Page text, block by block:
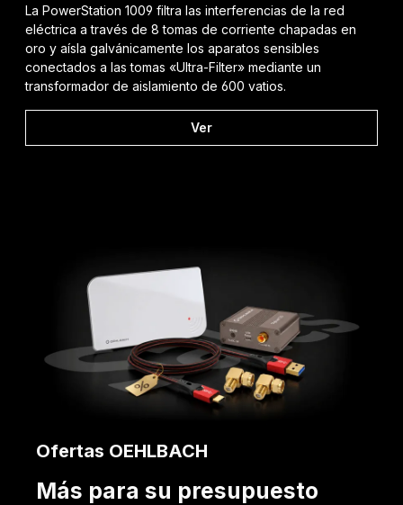
La PowerStation 1009 filtra las interferencias de la red
eléctrica a través de 8 tomas de corriente chapadas en
oro y aísla galvánicamente los aparatos sensibles
conectados a las tomas «Ultra-Filter» mediante un
transformador de aislamiento de 600 vatios.
Ver
Ofertas OEHLBACH
Más para su presupuesto